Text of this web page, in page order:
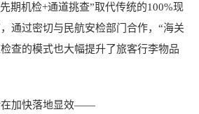
期机检+通道挑查”取代传统的100%现
通过密切与民航安检部门合作，“海关
查的模式也大幅提升了旅客行李物品
在加快落地显效——